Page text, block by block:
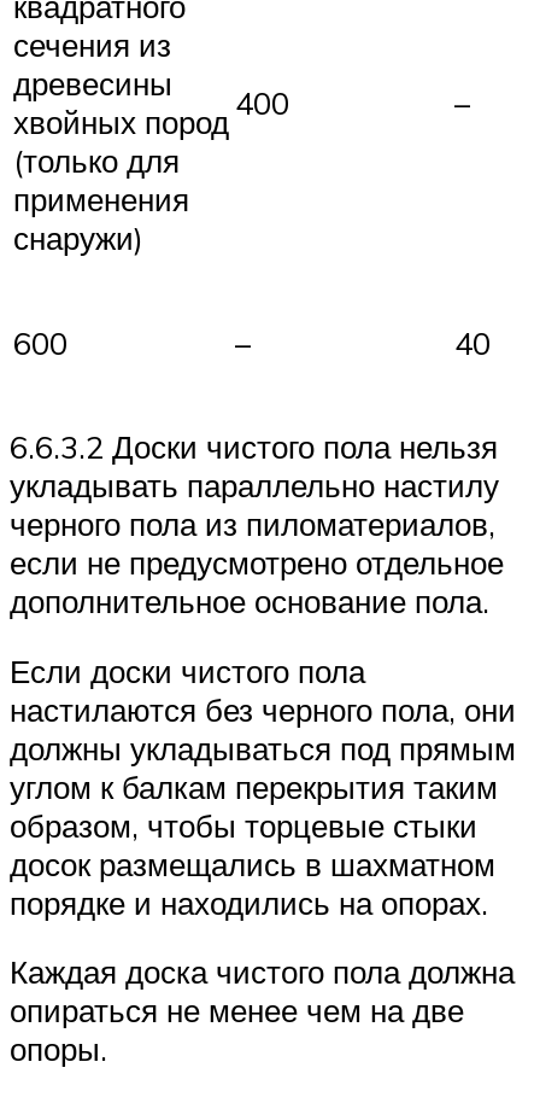
сечения из
древесины
хвойных пород
(только для
применения
снаружи)
400 –
600 – 40
6.6.3.2 Доски чистого пола нельзя
укладывать параллельно настилу
черного пола из пиломатериалов,
если не предусмотрено отдельное
дополнительное основание пола.
Если доски чистого пола
настилаются без черного пола, они
должны укладываться под прямым
углом к балкам перекрытия таким
образом, чтобы торцевые стыки
досок размещались в шахматном
порядке и находились на опорах.
Каждая доска чистого пола должна
опираться не менее чем на две
опоры.